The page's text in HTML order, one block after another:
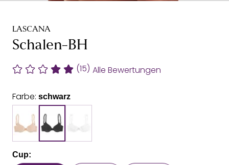
LASCANA
Schalen-BH
(15) Alle Bewertungen
Farbe: schwarz
Cup: